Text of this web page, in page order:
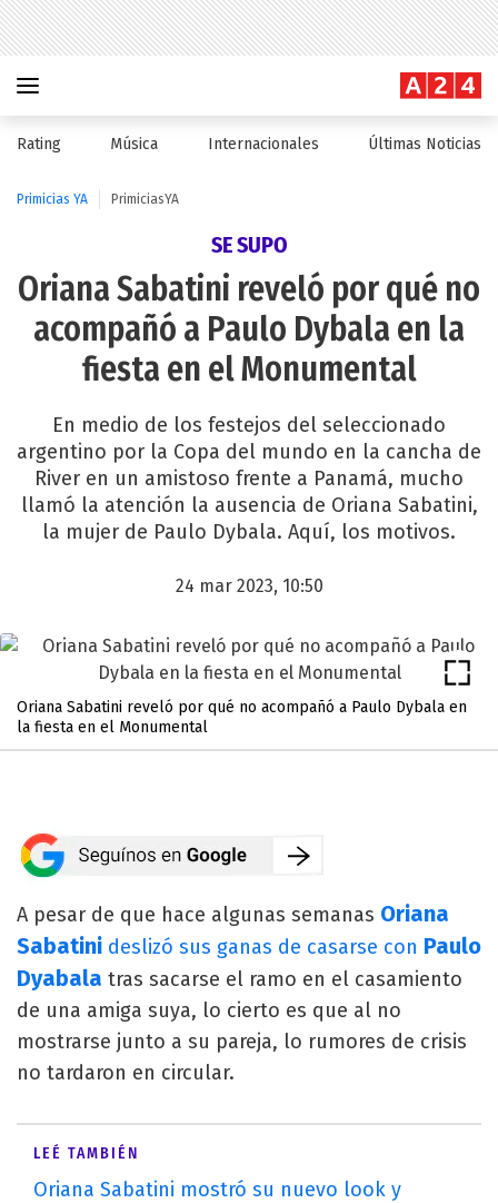
Rating Música Internacionales Últimas Noticias
Primicias YA PrimiciasYA
SE SUPO
Oriana Sabatini reveló por qué no
acompañó a Paulo Dybala en la
fiesta en el Monumental
En medio de los festejos del seleccionado
argentino por la Copa del mundo en la cancha de
River en un amistoso frente a Panamá, mucho
llamó la atención la ausencia de Oriana Sabatini,
la mujer de Paulo Dybala. Aquí, los motivos.
24 mar 2023, 10:50
Oriana Sabatini reveló por qué no acompañó a Paulo Dybala en
la fiesta en el Monumental
A pesar de que hace algunas semanas Oriana
Sabatini deslizó sus ganas de casarse con Paulo
Dyabala tras sacarse el ramo en el casamiento
de una amiga suya, lo cierto es que al no
mostrarse junto a su pareja, lo rumores de crisis
no tardaron en circular.
LEÉ TAMBIÉN
Oriana Sabatini mostró su nuevo look y